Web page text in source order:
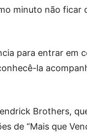
minuto não ficar
para entrar em
la
Brothers,
de “Mais que